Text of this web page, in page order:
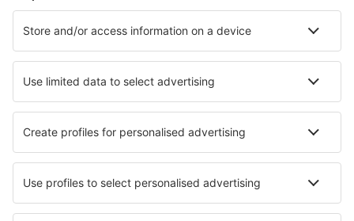
Ubytování v Heringsdorfu Ubytování in Rechlin
Ubytování in Dierhagen Ubytování in Winterberg
Nejlepší ubytování - města
Ubytování in Fellingsbro Ubytování in Milakowo
Ubytování in Xing'an Ubytování in Maia de Montcal